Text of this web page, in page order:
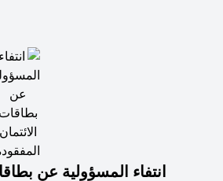
انتفاء المسؤولية عن